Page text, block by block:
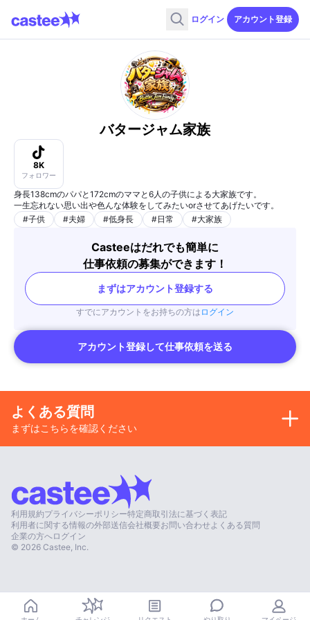
ログイン アカウント登録
バタージャム家族
8K
フォロワー
身長138cmのパパと172cmのママと6人の子供による大家族です。
一生忘れない思い出や色んな体験をしてみたいorさせてあげたいです。
#子供 #夫婦 #低身長 #日常 #大家族
Casteeはだれでも簡単に
仕事依頼の募集ができます！
まずはアカウント登録する
すでにアカウントをお持ちの方は ログイン
アカウント登録して仕事依頼を送る
よくある質問
まずはこちらを確認ください
利用規約プライバシーポリシー特定商取引法に基づく表記
利用者に関する情報の外部送信会社概要お問い合わせ よくある質問
企業の方へログイン
© 2026 Castee, Inc.